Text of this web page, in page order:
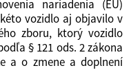
nariadenia (EÚ)
vozidlo aj objavilo v
zboru, ktorý vozidlo
§ 121 ods. 2 zákona
a o zmene a doplnení